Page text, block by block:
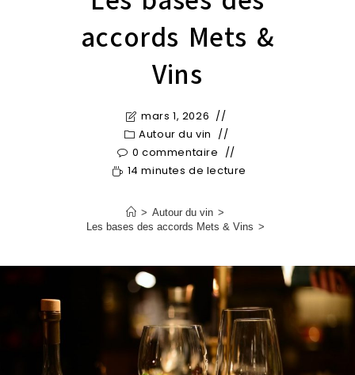
accords Mets &
Vins
mars 1, 2026
Autour du vin
0 commentaire
14 minutes de lecture
> Autour du vin >
Les bases des accords Mets & Vins >